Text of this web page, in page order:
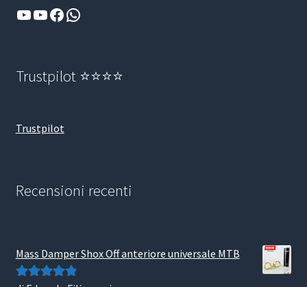
YouTube
YouTube
Facebook
WhatsApp
Trustpilot ⭐⭐⭐⭐
Trustpilot
Recensioni recenti
Mass Damper Shox Off anteriore universale MTB